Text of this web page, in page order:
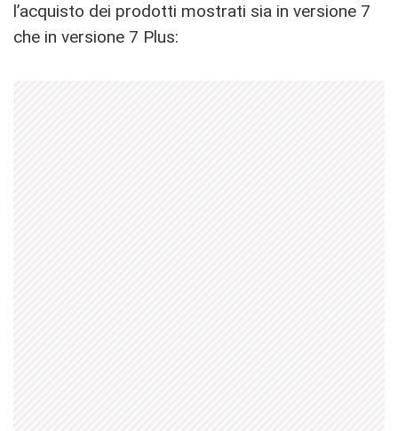
l’acquisto dei prodotti mostrati sia in versione 7
che in versione 7 Plus: